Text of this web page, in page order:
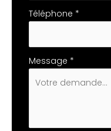
Téléphone *
Message *